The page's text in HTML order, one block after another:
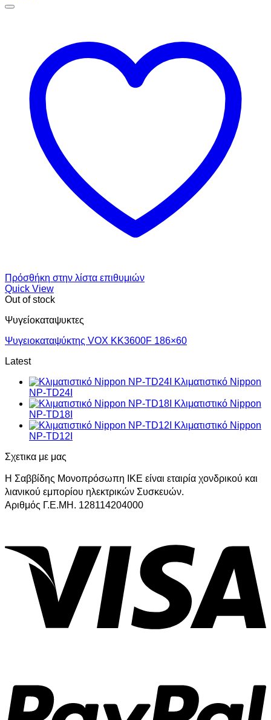
Πρόσθήκη στην λίστα επιθυμιών
Quick View
Out of stock
Ψυγείοκαταψυκτες
Ψυγειοκαταψύκτης VOX KK3600F 186×60
Latest
Κλιματιστικό Nippon
NP-TD24I
Κλιματιστικό Nippon
NP-TD18I
Κλιματιστικό Nippon
NP-TD12I
Σχετικα με μας
Η Σαββίδης Μονοπρόσωπη ΙΚΕ είναι εταιρία χονδρικού και
λιανικού εμπορίου ηλεκτρικών Συσκευών.
Αριθμός Γ.Ε.ΜΗ. 128114204000